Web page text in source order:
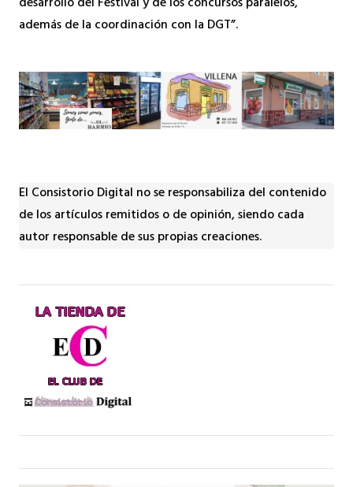
además de la coordinación con la DGT”.
El Consistorio Digital no se responsabiliza del contenido
de los artículos remitidos o de opinión, siendo cada
autor responsable de sus propias creaciones.